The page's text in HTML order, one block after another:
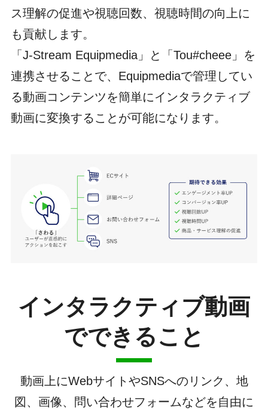
ス理解の促進や視聴回数、視聴時間の向上に
も貢献します。
「J-Stream Equipmedia」と「Tou#cheee」を
連携させることで、Equipmediaで管理してい
る動画コンテンツを簡単にインタラクティブ
動画に変換することが可能になります。
インタラクティブ動画
でできること
動画上にWebサイトやSNSへのリンク、地
図、画像、問い合わせフォームなどを自由に